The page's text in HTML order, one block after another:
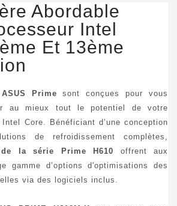
Abordable
Intel
Et 13ème
Prime sont conçues pour vous
au mieux tout le potentiel de votre
Core. Bénéficiant d’une conception
de refroidissement complètes,
la série Prime H610 offrent aux
gamme d’options d'optimisations des
via des logiciels inclus.